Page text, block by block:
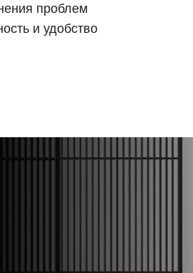
проблем
и удобство